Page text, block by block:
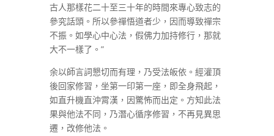
古人那樣花二十至三十年的時間來專心致志的
參究話頭。所以參禪悟道者少，因而導致禪宗
不振。如學心中心法，假佛力加持修行，那就
大不一樣了。”
余以師言詞懇切而有理，乃受法皈依。經灌頂
後回家修習，坐第一印第一座，即全身飛起，
如直升機直沖霄漢，因驚怖而出定。方知此法
果與他法不同，乃潛心循序修習，不再見異思
遷，改修他法。